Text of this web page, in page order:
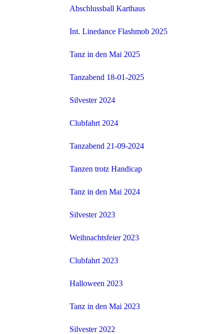
Abschlussball Karthaus
Int. Linedance Flashmob 2025
Tanz in den Mai 2025
Tanzabend 18-01-2025
Silvester 2024
Clubfahrt 2024
Tanzabend 21-09-2024
Tanzen trotz Handicap
Tanz in den Mai 2024
Silvester 2023
Weihnachtsfeier 2023
Clubfahrt 2023
Halloween 2023
Tanz in den Mai 2023
Silvester 2022